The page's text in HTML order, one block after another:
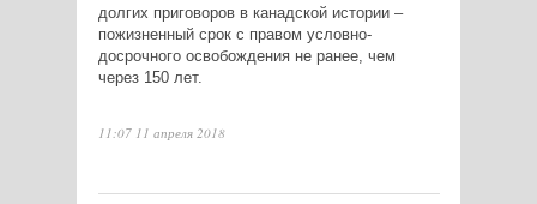
долгих приговоров в канадской истории –
пожизненный срок с правом условно-
досрочного освобождения не ранее, чем
через 150 лет.
11:07 11 апреля 2018